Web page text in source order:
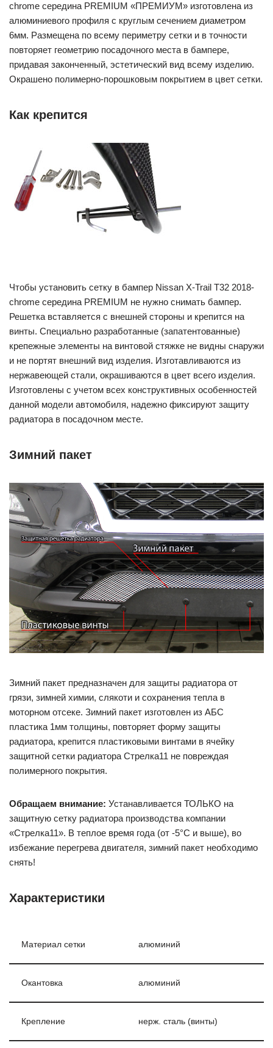
chrome середина PREMIUM «ПРЕМИУМ» изготовлена из
алюминиевого профиля с круглым сечением диаметром
6мм. Размещена по всему периметру сетки и в точности
повторяет геометрию посадочного места в бампере,
придавая законченный, эстетический вид всему изделию.
Окрашено полимерно-порошковым покрытием в цвет сетки.
Как крепится
Чтобы установить сетку в бампер Nissan X-Trail T32 2018-
chrome середина PREMIUM не нужно снимать бампер.
Решетка вставляется с внешней стороны и крепится на
винты. Специально разработанные (запатентованные)
крепежные элементы на винтовой стяжке не видны снаружи
и не портят внешний вид изделия. Изготавливаются из
нержавеющей стали, окрашиваются в цвет всего изделия.
Изготовлены с учетом всех конструктивных особенностей
данной модели автомобиля, надежно фиксируют защиту
радиатора в посадочном месте.
Зимний пакет
Зимний пакет предназначен для защиты радиатора от
грязи, зимней химии, слякоти и сохранения тепла в
моторном отсеке. Зимний пакет изготовлен из АБС
пластика 1мм толщины, повторяет форму защиты
радиатора, крепится пластиковыми винтами в ячейку
защитной сетки радиатора Стрелка11 не повреждая
полимерного покрытия.
Обращаем внимание: Устанавливается ТОЛЬКО на
защитную сетку радиатора производства компании
«Стрелка11». В теплое время года (от -5°С и выше), во
избежание перегрева двигателя, зимний пакет необходимо
снять!
Характеристики
Материал сетки алюминий
Окантовка алюминий
Крепление нерж. сталь (винты)